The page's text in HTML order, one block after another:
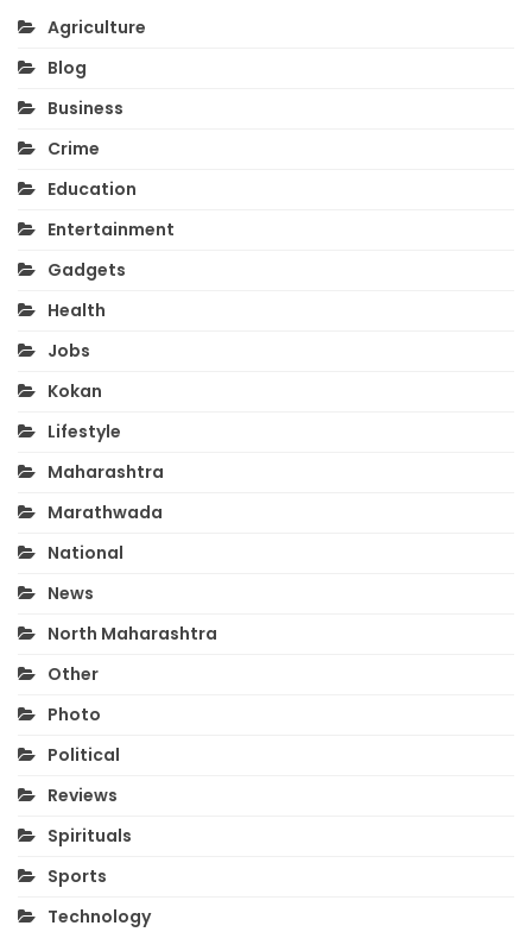
Agriculture
Blog
Business
Crime
Education
Entertainment
Gadgets
Health
Jobs
Kokan
Lifestyle
Maharashtra
Marathwada
National
News
North Maharashtra
Other
Photo
Political
Reviews
Spirituals
Sports
Technology